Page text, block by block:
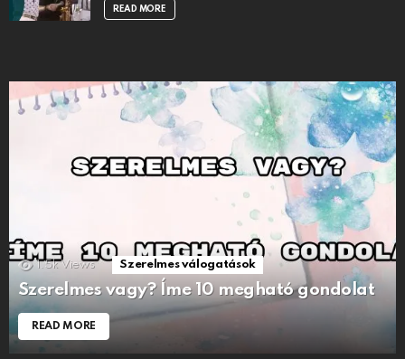
READ MORE
1.5k Views Szerelmes válogatások
Szerelmes vagy? Íme 10 megható gondolat
READ MORE